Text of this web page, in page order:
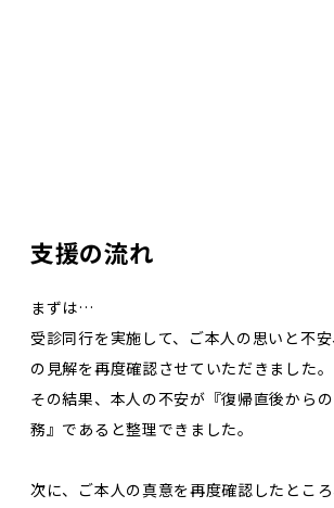
支援の流れ
まずは…
受診同行を実施して、ご本人の思いと不
の見解を再度確認させていただきました。
その結果、本人の不安が『復帰直後から
務』であると整理できました。
次に、ご本人の真意を再度確認したところ